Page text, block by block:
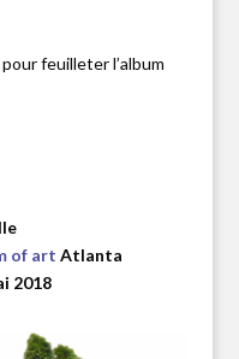
feuilleter l’album
of art Atlanta
2018